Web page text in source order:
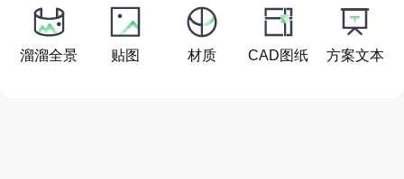
溜溜全景 贴图 材质 CAD图纸 方案文本